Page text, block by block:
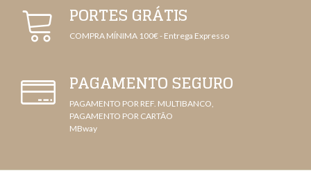
PORTES GRÁTIS
COMPRA MÍNIMA 100€ - Entrega Expresso
PAGAMENTO SEGURO
PAGAMENTO POR REF. MULTIBANCO,
PAGAMENTO POR CARTÃO
MBway